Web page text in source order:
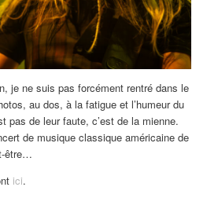
je ne suis pas forcément rentré dans le
au dos, à la fatigue et l’humeur du
pas de leur faute, c’est de la mienne.
de musique classique américaine de
être…
ici.